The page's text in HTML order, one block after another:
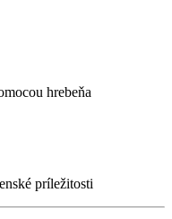
hrebeňa
príležitosti